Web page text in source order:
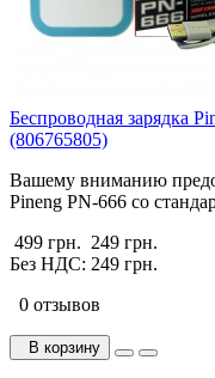
Беспроводная зарядка
(806765805)
Вашему вниманию
Pineng PN-666 со
499 грн. 249 грн.
Без НДС: 249 грн.
0 отзывов
В корзину